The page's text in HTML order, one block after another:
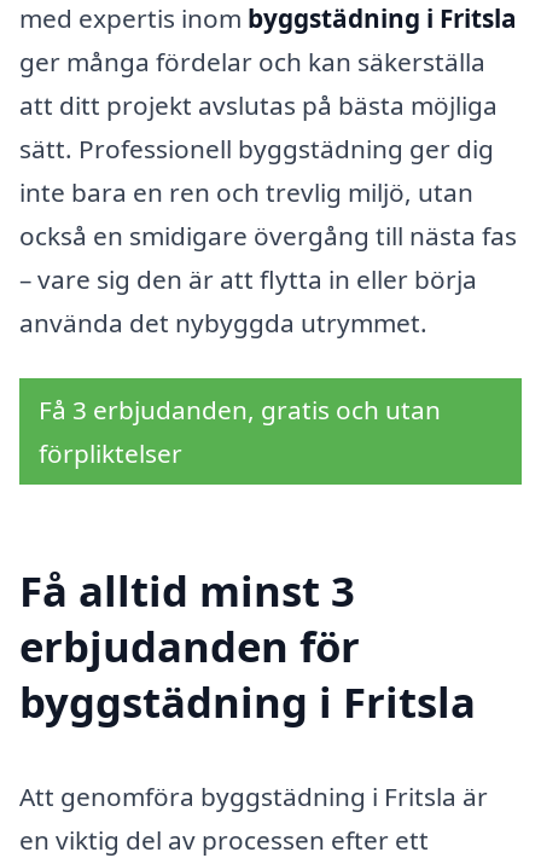
med expertis inom byggstädning i Fritsla
ger många fördelar och kan säkerställa
att ditt projekt avslutas på bästa möjliga
sätt. Professionell byggstädning ger dig
inte bara en ren och trevlig miljö, utan
också en smidigare övergång till nästa fas
– vare sig den är att flytta in eller börja
använda det nybyggda utrymmet.
Få 3 erbjudanden, gratis och utan
förpliktelser
Få alltid minst 3
erbjudanden för
byggstädning i Fritsla
Att genomföra byggstädning i Fritsla är
en viktig del av processen efter ett